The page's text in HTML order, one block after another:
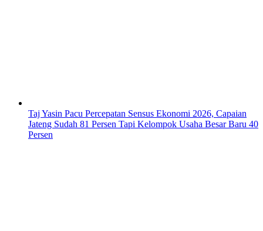
Taj Yasin Pacu Percepatan Sensus Ekonomi 2026, Capaian
Jateng Sudah 81 Persen Tapi Kelompok Usaha Besar Baru 40
Persen